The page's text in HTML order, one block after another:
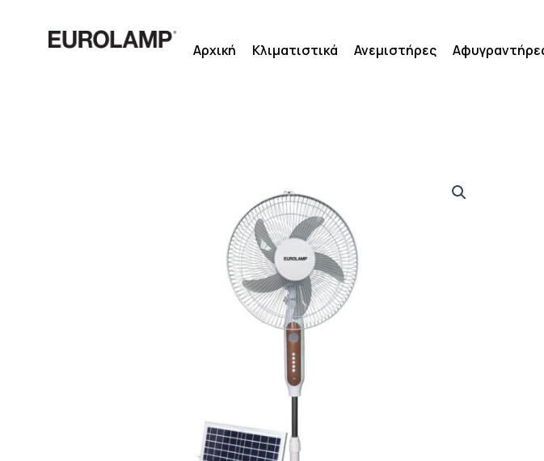
περιεχόμενο
Αρχική Κλιματιστικά Ανεμιστήρες